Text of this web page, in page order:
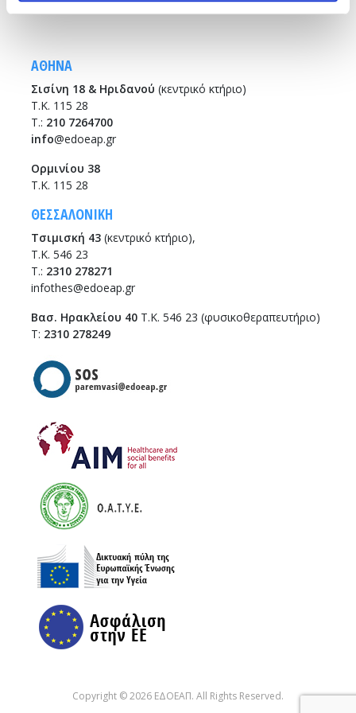
ΑΘΗΝΑ
Σισίνη 18 & Ηριδανού (κεντρικό κτήριο)
Τ.Κ. 115 28
T.: 210 7264700
info@edoeap.gr
Ορμινίου 38
Τ.Κ. 115 28
ΘΕΣΣΑΛΟΝΙΚΗ
Τσιμισκή 43 (κεντρικό κτήριο),
Τ.Κ. 546 23
T.: 2310 278271
infothes@edoeap.gr
Βασ. Ηρακλείου 40 Τ.Κ. 546 23 (φυσικοθεραπευτήριο)
Τ: 2310 278249
Copyright © 2026 ΕΔΟΕΑΠ. All Rights Reserved.